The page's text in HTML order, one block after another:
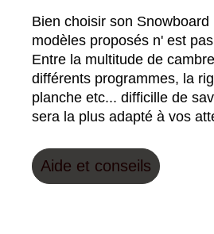
Bien choisir son
modèles proposés n' est
Entre la multitude de
différents programmes, la
planche etc... difficille de
sera la plus adapté à vos
Aide et conseils